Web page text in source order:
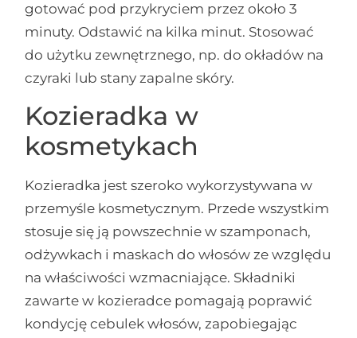
gotować pod przykryciem przez około 3
minuty. Odstawić na kilka minut. Stosować
do użytku zewnętrznego, np. do okładów na
czyraki lub stany zapalne skóry.
Kozieradka w
kosmetykach
Kozieradka jest szeroko wykorzystywana w
przemyśle kosmetycznym. Przede wszystkim
stosuje się ją powszechnie w szamponach,
odżywkach i maskach do włosów ze względu
na właściwości wzmacniające. Składniki
zawarte w kozieradce pomagają poprawić
kondycję cebulek włosów, zapobiegając